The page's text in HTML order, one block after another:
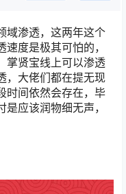
域渗透，这两年这个
度是极其可怕的，
掌贤宝线上可以渗透
，大佬们都在提无现
时间依然会存在，毕
应该润物细无声，